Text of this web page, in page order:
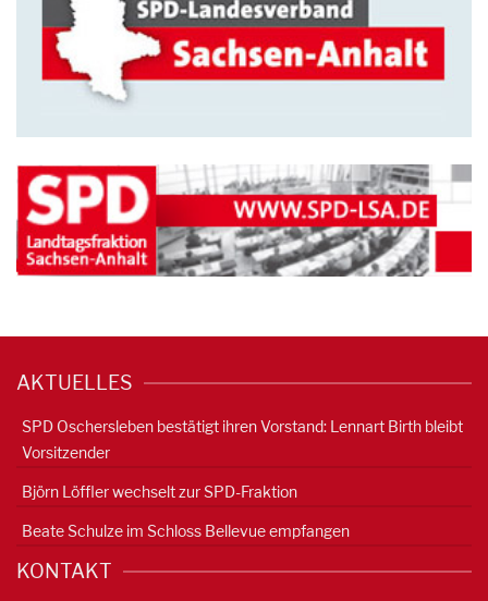
AKTUELLES
SPD Oschersleben bestätigt ihren Vorstand: Lennart Birth bleibt
Vorsitzender
Björn Löffler wechselt zur SPD-Fraktion
Beate Schulze im Schloss Bellevue empfangen
KONTAKT